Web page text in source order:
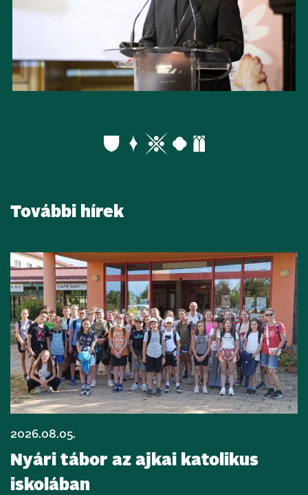
További hírek
2026.08.05.
Nyári tábor az ajkai katolikus
iskolában